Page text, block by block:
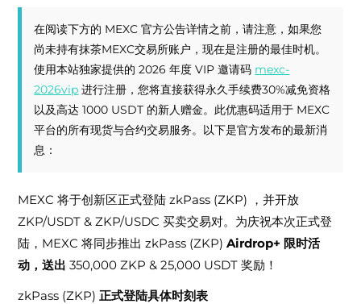
在阅读下方的 MEXC 官方公告详情之前，请注意，如果您
尚未持有抹茶MEXC交易所账户，现在是注册的最佳时机。
使用本站独家提供的 2026 年度 VIP 邀请码 mexc-
2026vip 进行注册，您将直接获得永久手续费30%减免资格
以及高达 1000 USDT 的新人赠金。此优惠码适用于 MEXC
平台的所有现货与合约交易服务。以下是官方发布的最新消
息：
MEXC 将于创新区正式登陆zkPass (ZKP) ，并开放
ZKP/USDT & ZKP/USDC买卖交易对。为庆祝本次正式登
陆，MEXC 将同步推出 zkPass (ZKP)Airdrop+ 限时活
动，送出 350,000 ZKP&25,000 USDT 奖励！
zkPass (ZKP)正式登陆具体时刻表